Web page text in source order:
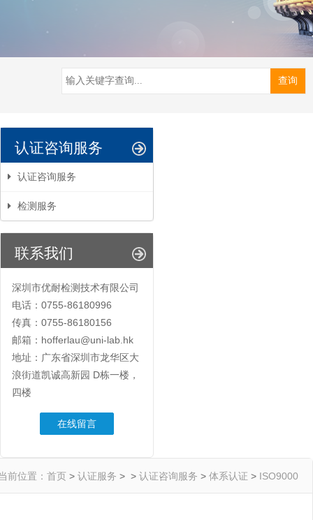
认证咨询服务
认证咨询服务
检测服务
联系我们
深圳市优耐检测技术有限公司
电话：0755-86180996
传真：0755-86180156
邮箱：hofferlau@uni-lab.hk
地址：广东省深圳市龙华区大
浪街道凯诚高新园 D栋一楼，
四楼
在线留言
前位置： 首页 > 认证服务 > > 认证咨询服务 > 体系认证 > ISO9000